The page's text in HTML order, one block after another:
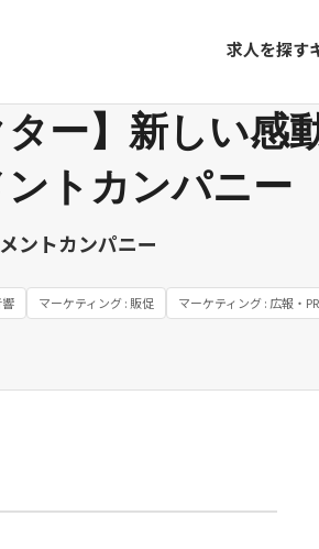
求人を探す
ター】新しい感
トカンパニー
ントカンパニー
マーケティング : 販促 マーケティング : 広報・